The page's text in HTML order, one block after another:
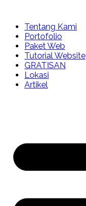
Tentang Kami
Portofolio
Paket Web
Tutorial Website
GRATISAN
Lokasi
Artikel